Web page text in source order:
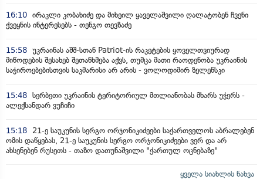
16:10 ირაკლი კობახიძე და მიხეილ ყაველაშვილი ღალატობენ ჩვენი
ქვეყნის ინტერესებს - თენგო თევზაძე
15:58 უკრაინას აშშ-სთან Patriot-ის რაკეტების ყოველთვიურად
მიწოდების შესახებ შეთანხმება აქვს, თუმცა მათი რაოდენობა უკრაინის
საჭიროებებისთვის საკმარისი არ არის - ვოლოდიმირ ზელენსკი
15:48 სერბეთი უკრაინის ტერიტორიულ მთლიანობას მხარს უჭერს -
ალექსანდარ ვუჩიჩი
15:18
21-ე საუკუნის სერგო ორჯონიკიძეები საქართველოს აბრალებენ
ომის დაწყებას, 21-ე საუკუნის სერგო ორჯონიკიძეები ვერ და არ
ახსენებენ რუსეთს - თაზო დათუნაშვილი "ქართულ ოცნებაზე"
ყველა სიახლის ნახვა